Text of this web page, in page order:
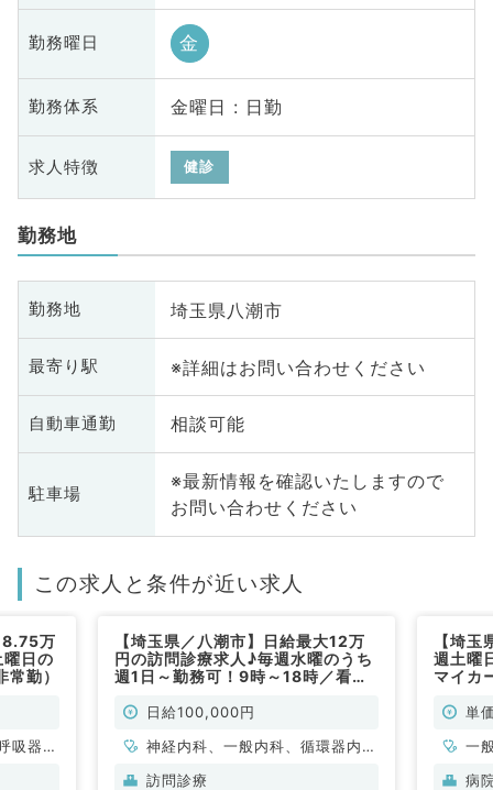
勤務曜日 金
勤務体系 金曜日 : 日勤
求人特徴 健診
勤務地
勤務地 埼玉県八潮市
最寄り駅 ※詳細はお問い合わせください
自動車通勤 相談可能
駐車場
※最新情報を確認いたしますので
お問い合わせください
この求人と条件が近い求人
万
日の
勤）
吸器内
【埼玉県／八潮市】日給最大12万
円の訪問診療求人♪毎週水曜のうち
週1日～勤務可！9時～18時／看護
非常勤）
日給100,000円
神経内科、一般内科、循環器内
科、呼吸器内科、消化器内科、内
訪問診療
【埼
週土曜
マイカ
単
一
病